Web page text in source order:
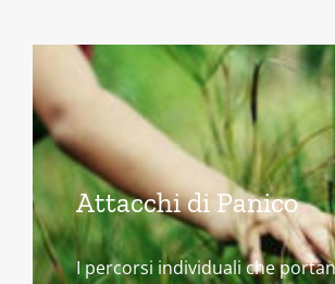
Attacchi di Panico
I percorsi individuali che